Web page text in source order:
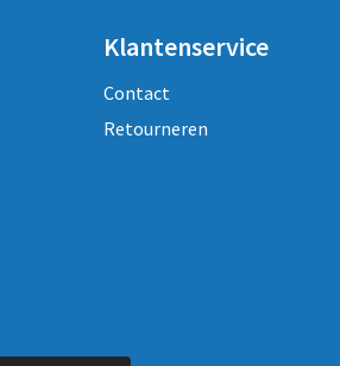
Klantenservice
Contact
Retourneren